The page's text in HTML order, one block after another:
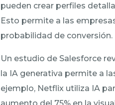
pueden crear perfiles
Esto permite a las
probabilidad de conversión.
Un estudio de Salesforce
la IA generativa permite a
ejemplo, Netflix utiliza IA